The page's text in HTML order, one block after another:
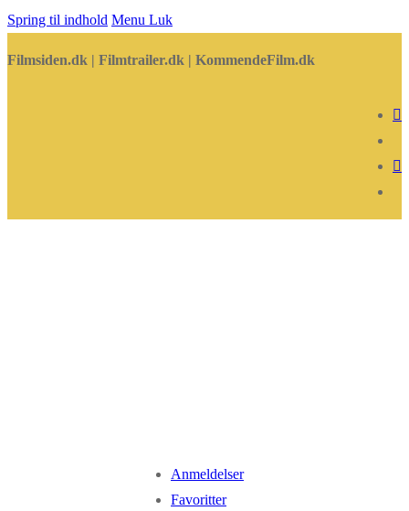
Spring til indhold Menu Luk
Filmsiden.dk | Filmtrailer.dk | KommendeFilm.dk
Anmeldelser
Favoritter